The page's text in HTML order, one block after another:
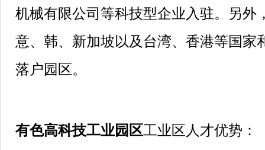
机械有限公司等科技型企业入驻。另外
意、韩、新加坡以及台湾、香港等国家
落户园区。
有色高科技工业园区工业区人才优势：